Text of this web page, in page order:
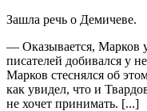
Зашла речь о Демичеве.
— Оказывается, Марков
писателей добивался у
Марков стеснялся об
как увидел, что и
не хочет принимать. [...]